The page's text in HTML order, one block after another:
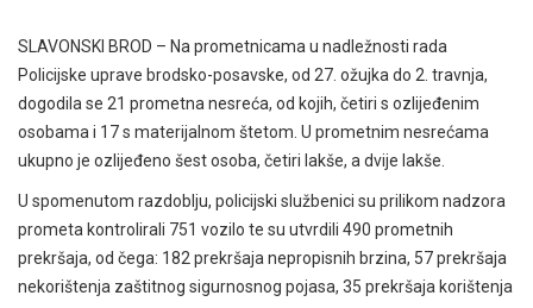
SLAVONSKI BROD – Na prometnicama u nadležnosti rada
Policijske uprave brodsko-posavske, od 27. ožujka do 2. travnja,
dogodila se 21 prometna nesreća, od kojih, četiri s ozlijeđenim
osobama i 17 s materijalnom štetom. U prometnim nesrećama
ukupno je ozlijeđeno šest osoba, četiri lakše, a dvije lakše.
U spomenutom razdoblju, policijski službenici su prilikom nadzora
prometa kontrolirali 751 vozilo te su utvrdili 490 prometnih
prekršaja, od čega: 182 prekršaja nepropisnih brzina, 57 prekršaja
nekorištenja zaštitnog sigurnosnog pojasa, 35 prekršaja korištenja